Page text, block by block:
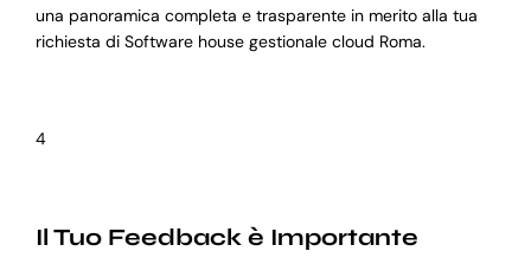
una panoramica completa e trasparente in merito alla tua
richiesta di Software house gestionale cloud Roma.
4
Il Tuo Feedback è Importante